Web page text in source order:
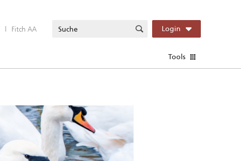
| Fitch AA Login
Tools